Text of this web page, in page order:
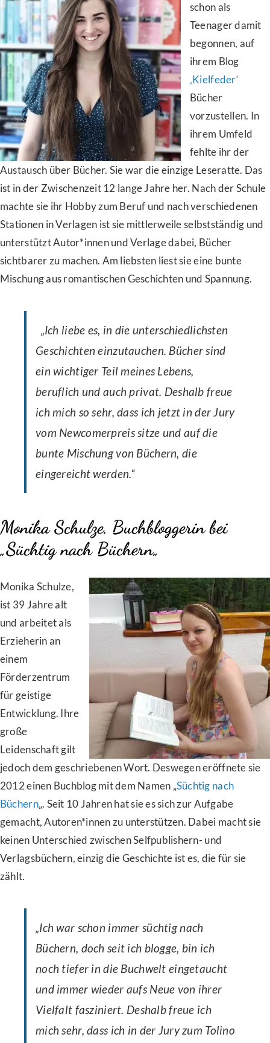
schon als
Teenager damit
begonnen, auf
ihrem Blog
‚Kielfeder‘
Bücher
vorzustellen. In
ihrem Umfeld
fehlte ihr der
Austausch über Bücher. Sie war die einzige Leseratte. Das
ist in der Zwischenzeit 12 lange Jahre her. Nach der Schule
machte sie ihr Hobby zum Beruf und nach verschiedenen
Stationen in Verlagen ist sie mittlerweile selbstständig und
unterstützt Autor*innen und Verlage dabei, Bücher
sichtbarer zu machen. Am liebsten liest sie eine bunte
Mischung aus romantischen Geschichten und Spannung.
„Ich liebe es, in die unterschiedlichsten
Geschichten einzutauchen. Bücher sind
ein wichtiger Teil meines Lebens,
beruflich und auch privat. Deshalb freue
ich mich so sehr, dass ich jetzt in der Jury
vom Newcomerpreis sitze und auf die
bunte Mischung von Büchern, die
eingereicht werden.“
Monika Schulze, Buchbloggerin bei
„Süchtig nach Büchern„
Monika Schulze,
ist 39 Jahre alt
und arbeitet als
Erzieherin an
einem
Förderzentrum
für geistige
Entwicklung. Ihre
große
Leidenschaft gilt
jedoch dem geschriebenen Wort. Deswegen eröffnete sie
2012 einen Buchblog mit dem Namen „Süchtig nach
Büchern„. Seit 10 Jahren hat sie es sich zur Aufgabe
gemacht, Autoren*innen zu unterstützen. Dabei macht sie
keinen Unterschied zwischen Selfpublishern- und
Verlagsbüchern, einzig die Geschichte ist es, die für sie
zählt.
„Ich war schon immer süchtig nach
Büchern, doch seit ich blogge, bin ich
noch tiefer in die Buchwelt eingetaucht
und immer wieder aufs Neue von ihrer
Vielfalt fasziniert. Deshalb freue ich
mich sehr, dass ich in der Jury zum Tolino